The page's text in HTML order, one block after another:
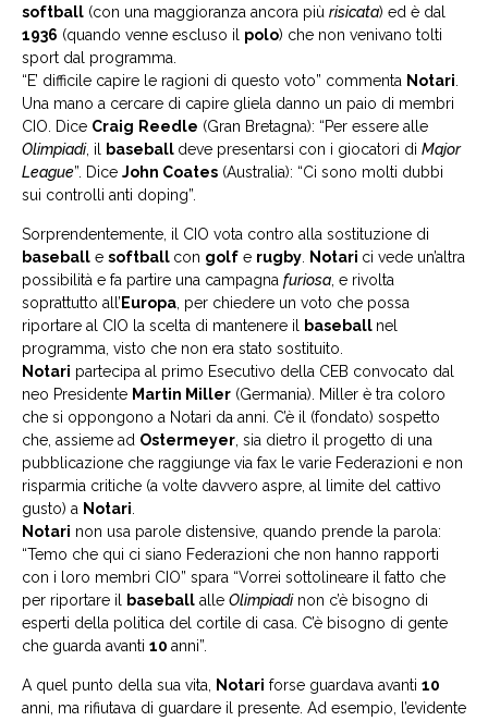
softball (con una maggioranza ancora più risicata) ed è dal
1936 (quando venne escluso il polo) che non venivano tolti
sport dal programma.
“E’ difficile capire le ragioni di questo voto” commenta Notari.
Una mano a cercare di capire gliela danno un paio di membri
CIO. Dice Craig Reedle (Gran Bretagna): “Per essere alle
Olimpiadi, il baseball deve presentarsi con i giocatori di Major
League”. Dice John Coates (Australia): “Ci sono molti dubbi
sui controlli anti doping”.
Sorprendentemente, il CIO vota contro alla sostituzione di
baseball e softball con golf e rugby. Notari ci vede un’altra
possibilità e fa partire una campagna furiosa, e rivolta
soprattutto all’ Europa, per chiedere un voto che possa
riportare al CIO la scelta di mantenere il baseball nel
programma, visto che non era stato sostituito.
Notari partecipa al primo Esecutivo della CEB convocato dal
neo Presidente Martin Miller (Germania). Miller è tra coloro
che si oppongono a Notari da anni. C’è il (fondato) sospetto
che, assieme ad Ostermeyer, sia dietro il progetto di una
pubblicazione che raggiunge via fax le varie Federazioni e non
risparmia critiche (a volte davvero aspre, al limite del cattivo
gusto) a Notari.
Notari non usa parole distensive, quando prende la parola:
“Temo che qui ci siano Federazioni che non hanno rapporti
con i loro membri CIO” spara “Vorrei sottolineare il fatto che
per riportare il baseball alle Olimpiadinon c’è bisogno di
esperti della politica del cortile di casa. C’è bisogno di gente
che guarda avanti 10 anni”.
A quel punto della sua vita, Notari forse guardava avanti 10
anni, ma rifiutava di guardare il presente. Ad esempio, l’evidente